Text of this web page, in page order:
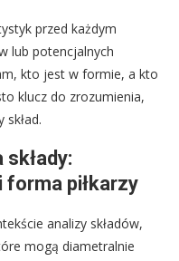
przed każdym
lub potencjalnych
kto jest w formie, a kto
klucz do zrozumienia,
składy:
piłkarzy
analizy składów,
mogą diametralnie